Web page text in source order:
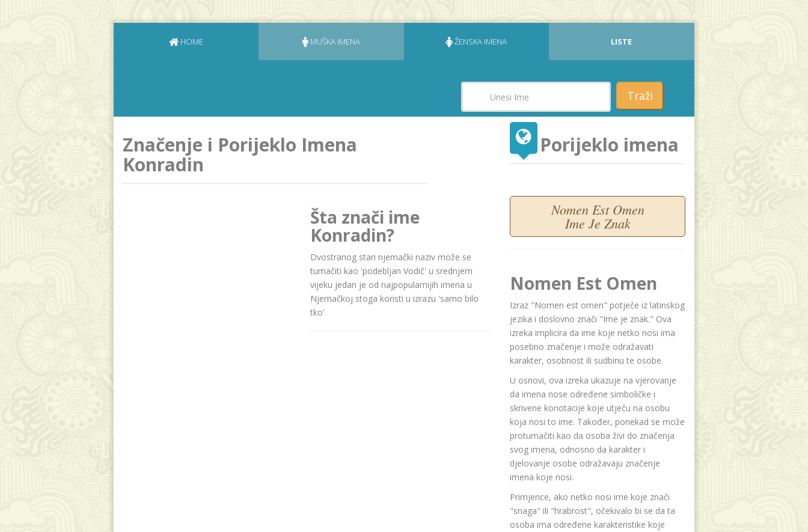
HOME MUŠKA IMENA ŽENSKA IMENA LISTE
Traži
Značenje i Porijeklo Imena
Konradin
Šta znači ime
Konradin?
Dvostranog stari njemački naziv može se
tumačiti kao 'podebljan Vodič' u srednjem
vijeku jedan je od najpopularnijih imena u
Njemačkoj stoga koristi u izrazu 'samo bilo
tko'
Porijeklo imena
Nomen Est Omen
Ime Je Znak
Nomen Est Omen
Izraz "Nomen est omen" potječe iz latinskog
jezika i doslovno znači "Ime je znak." Ova
izreka implicira da ime koje netko nosi ima
posebno značenje i može odražavati
karakter, osobnost ili sudbinu te osobe.
U osnovi, ova izreka ukazuje na vjerovanje
da imena nose određene simboličke i
skrivene konotacije koje utječu na osobu
koja nosi to ime. Također, ponekad se može
protumačiti kao da osoba živi do značenja
svog imena, odnosno da karakter i
djelovanje osobe odražavaju značenje
imena koje nosi.
Primjerice, ako netko nosi ime koje znači
"snaga" ili "hrabrost", očekivalo bi se da ta
osoba ima određene karakteristike koje